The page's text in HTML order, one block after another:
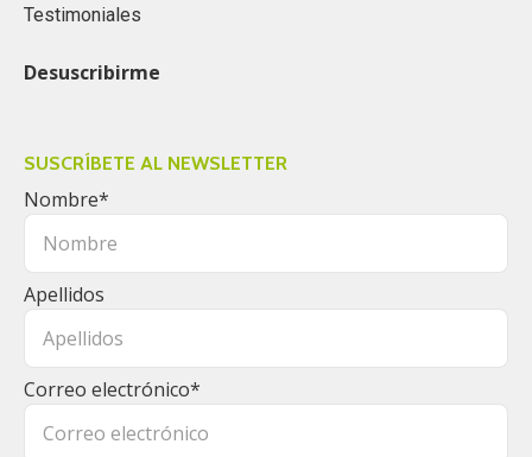
Testimoniales
Desuscribirme
SUSCRÍBETE AL NEWSLETTER
Nombre*
Apellidos
Correo electrónico*